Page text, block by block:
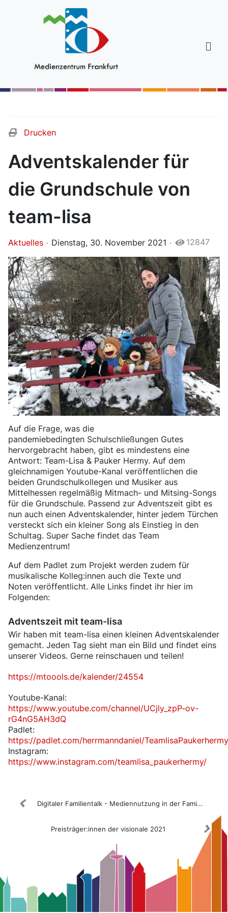
Drucken
Adventskalender für
die Grundschule von
team-lisa
Aktuelles Dienstag, 30. November 2021 12847
Auf die Frage, was die
pandemiebedingten Schulschließungen Gutes
hervorgebracht haben, gibt es mindestens eine
Antwort: Team-Lisa & Pauker Hermy. Auf dem
gleichnamigen Youtube-Kanal veröffentlichen die
beiden Grundschulkollegen und Musiker aus
Mittelhessen regelmäßig Mitmach- und Mitsing-Songs
für die Grundschule. Passend zur Adventszeit gibt es
nun auch einen Adventskalender, hinter jedem Türchen
versteckt sich ein kleiner Song als Einstieg in den
Schultag. Super Sache findet das Team
Medienzentrum!
Auf dem Padlet zum Projekt werden zudem für
musikalische Kolleg:innen auch die Texte und
Noten veröffentlicht. Alle Links findet ihr hier im
Folgenden:
Adventszeit mit team-lisa
Wir haben mit team-lisa einen kleinen Adventskalender
gemacht. Jeden Tag sieht man ein Bild und findet eins
unserer Videos. Gerne reinschauen und teilen!
https://mtoools.de/kalender/24554
Youtube-Kanal:
https://www.youtube.com/channel/UCjly_zpP-ov-
rG4nG5AH3dQ
Padlet:
https://padlet.com/herrmanndaniel/TeamlisaPaukerhermy
Instagram:
https://www.instagram.com/teamlisa_paukerhermy/
Digitaler Familientalk - Mediennutzung in der Fami...
Preisträger:innen der visionale 2021